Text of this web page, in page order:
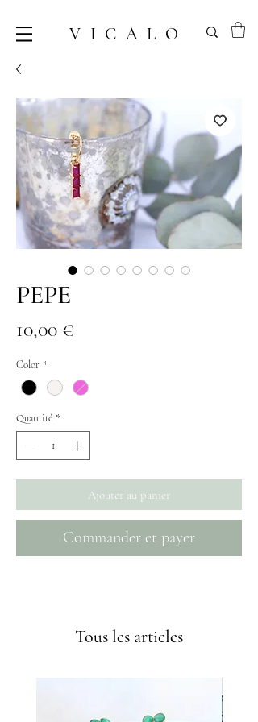
VICALO
PEPE
10,00 €
Color *
Quantité *
Ajouter au panier
Commander et payer
Tous les articles